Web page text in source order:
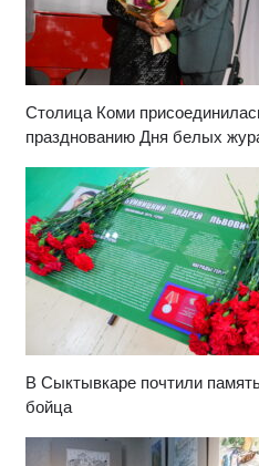
Столица Коми
празднованию Дня белых
В Сыктывкаре почтили
бойца